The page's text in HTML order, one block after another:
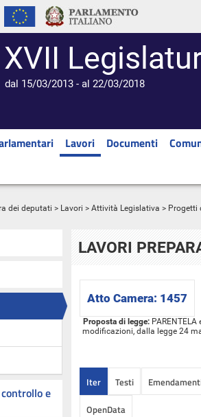
XVII
dal 15/03/2013 - al 22/03/2018
Lavori Documenti
dei deputati > Lavori > Attività Legislativa > Progetti
e
LAVORI
Atto Camera: 1457
Proposta di legge:
modificazioni, dalla legge 24
Iter Testi
OpenData